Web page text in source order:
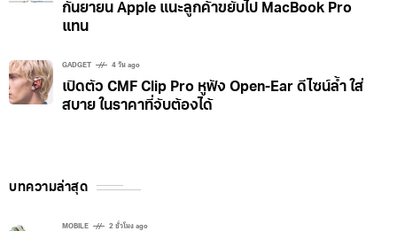
กันยายน Apple แนะลูกค้าขยับไป MacBook Pro
แทน
GADGET 4 วัน ago
เปิดตัว CMF Clip Pro หูฟัง Open-Ear ดีไซน์ล้ำ ใส่
สบาย ในราคาที่จับต้องได้
บทความล่าสุด
MOBILE 2 ชั่วโมง ago